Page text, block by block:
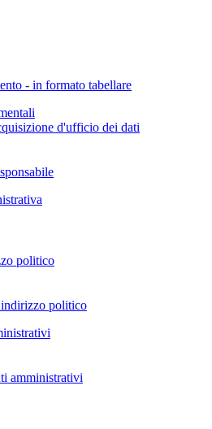
- in formato tabellare
d'ufficio dei dati
politico
politico
amministrativi